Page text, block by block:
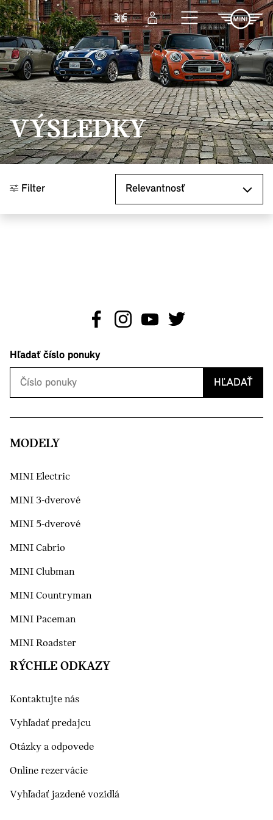
Prejsť na hlavný obsah
PorovnaťPrihlásenie
VÝSLEDKY
Filter
Hľadať číslo ponuky
HĽADAŤ
MODELY
MINI Electric
MINI 3-dverové
MINI 5-dverové
MINI Cabrio
MINI Clubman
MINI Countryman
MINI Paceman
MINI Roadster
RÝCHLE ODKAZY
Kontaktujte nás
Vyhľadať predajcu
Otázky a odpovede
Online rezervácie
Vyhľadať jazdené vozidlá